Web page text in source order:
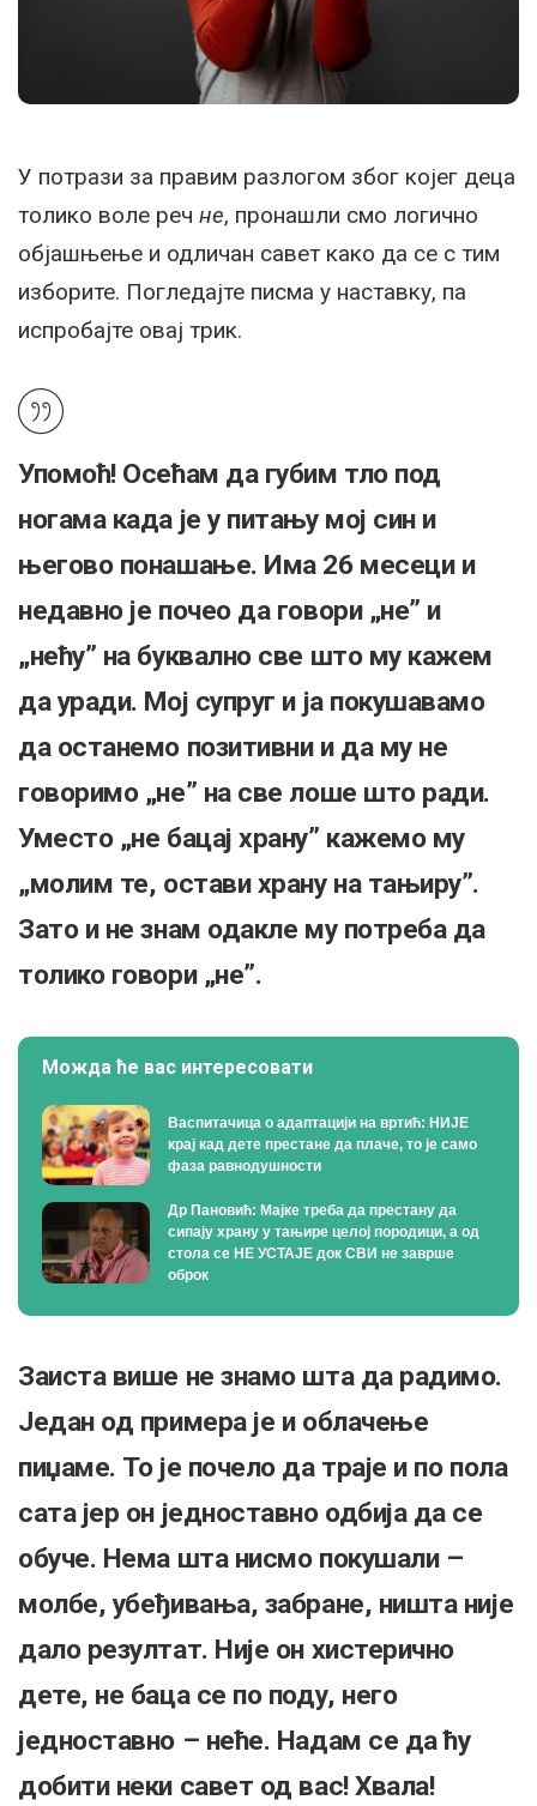
У потрази за правим разлогом због којег деца
толико воле реч не, пронашли смо логично
објашњење и одличан савет како да се с тим
изборите. Погледајте писма у наставку, па
испробајте овај трик.
Упомоћ! Осећам да губим тло под
ногама када је у питању мој син и
његово понашање. Има 26 месеци и
недавно је почео да говори „не” и
„нећу” на буквално све што му кажем
да уради. Мој супруг и ја покушавамо
да останемо позитивни и да му не
говоримо „не” на све лоше што ради.
Уместо „не бацај храну” кажемо му
„молим те, остави храну на тањиру”.
Зато и не знам одакле му потреба да
толико говори „не”.
Можда ће вас интересовати
Васпитачица о адаптацији на вртић: НИЈЕ
крај кад дете престане да плаче, то је само
фаза равнодушности
Др Пановић: Мајке треба да престану да
сипају храну у тањире целој породици, а од
стола се НЕ УСТАЈЕ док СВИ не заврше
оброк
Заиста више не знамо шта да радимо.
Један од примера је и облачење
пиџаме. То је почело да траје и по пола
сата јер он једноставно одбија да се
обуче. Нема шта нисмо покушали –
молбе, убеђивања, забране, ништа није
дало резултат. Није он хистерично
дете, не баца се по поду, него
једноставно – неће. Надам се да ћу
добити неки савет од вас! Хвала!